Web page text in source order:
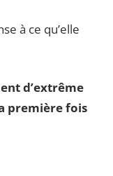
à ce qu’elle
d’extrême
première fois